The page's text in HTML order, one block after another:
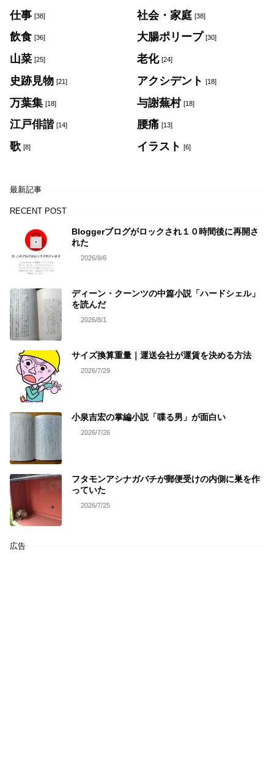
仕事 [38] 社会・家庭 [38]
飲食 [36] 大腸ポリープ [30]
山菜 [25] 老化 [24]
史跡見物 [21] アクシデント [18]
万葉集 [18] 与謝蕪村 [18]
江戸俳諧 [14] 腰痛 [13]
歌 [8] イラスト [6]
最新記事
RECENT POST
Bloggerブログがロックされ１０時間後に再開さ
れた
2026/8/6
ディーン・クーンツの中篇小説「ハードシェル」
を読んだ
2026/8/1
サイズ換算重量｜運送会社が運賃を決める方法
2026/7/29
小泉吉宏の掌編小説「喋る男」が面白い
2026/7/26
フタモンアシナガバチが郵便受けの内側に巣を作
っていた
2026/7/25
広告